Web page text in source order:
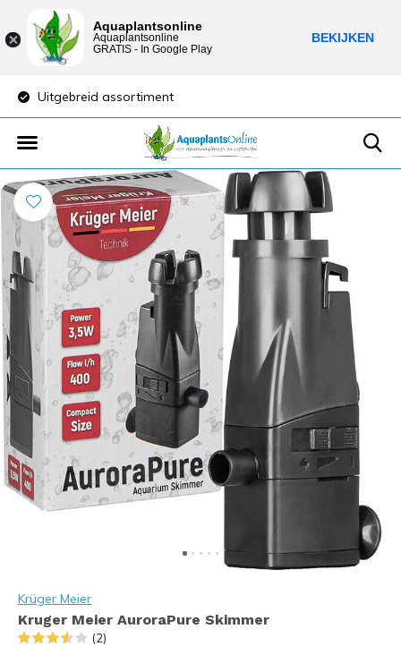
Uitgebreid assortiment
Krüger Meier
Kruger Meier AuroraPure Skimmer
(2)
Aquaplantsonline
Aquaplantsonline
GRATIS - In Google Play
BEKIJKEN